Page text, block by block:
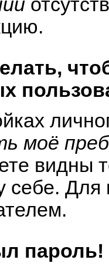
моё
видны
себе. Для
пароль!